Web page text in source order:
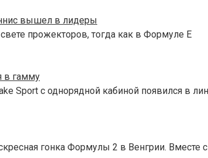
вышел в лидеры
прожекторов, тогда как в Формуле E
в гамму
Sport с однорядной кабиной появился в
гонка Формулы 2 в Венгрии. Вместе